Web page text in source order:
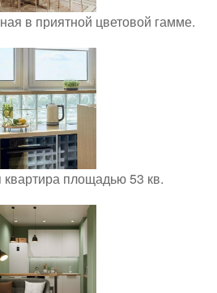
в приятной цветовой гамме.
площадью 53 кв.